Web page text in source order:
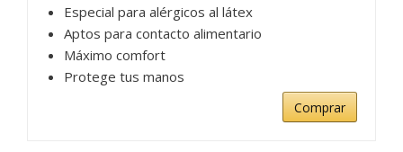
Especial para alérgicos al látex
Aptos para contacto alimentario
Máximo comfort
Protege tus manos
Comprar